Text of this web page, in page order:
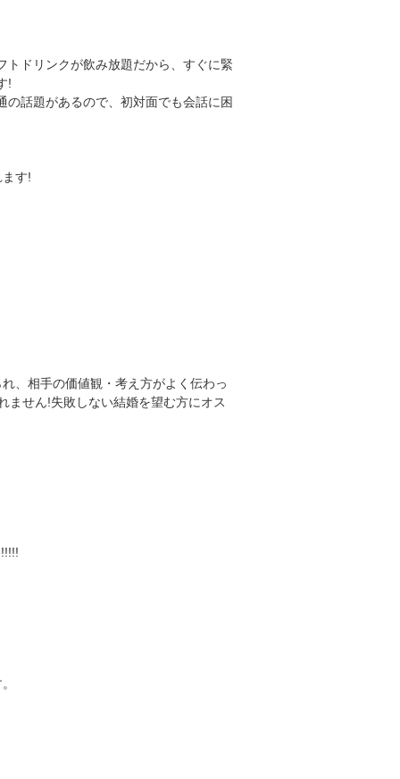
トドリンクが飲み放題だから、すぐに緊
!
の話題があるので、初対面でも会話に困
す!
、相手の価値観・考え方がよく伝わっ
ません!失敗しない結婚を望む方にオス